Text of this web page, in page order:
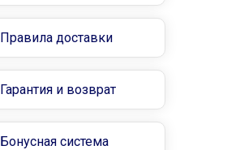
Правила доставки
Гарантия и возврат
Бонусная система